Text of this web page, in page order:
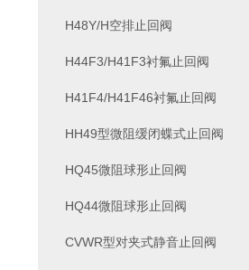
H48Y/H空排止回阀
H44F3/H41F3衬氟止回阀
H41F4/H41F46衬氟止回阀
HH49型微阻缓闭蝶式止回阀
HQ45微阻球形止回阀
HQ44微阻球形止回阀
CVWR型对夹式静音止回阀